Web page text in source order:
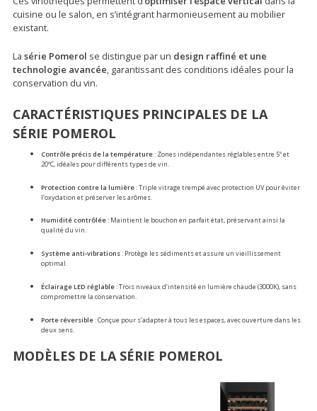
cuisine ou le salon, en s’intégrant harmonieusement au mobilier
existant.
La série Pomerol se distingue par un design raffiné et une
technologie avancée, garantissant des conditions idéales pour la
conservation du vin.
CARACTÉRISTIQUES PRINCIPALES DE LA
SÉRIE POMEROL
Contrôle précis de la température: Zones indépendantes réglables entre 5º et
20ºC, idéales pour différents types de vin.
Protection contre la lumière: Triple vitrage trempé avec protection UV pour éviter
l’oxydation et préserver les arômes.
Humidité contrôlée: Maintient le bouchon en parfait état, préservant ainsi la
qualité du vin.
Système anti-vibrations: Protège les sédiments et assure un vieillissement
optimal.
Éclairage LED réglable: Trois niveaux d’intensité en lumière chaude (3000K), sans
compromettre la conservation.
Porte réversible: Conçue pour s’adapter à tous les espaces, avec ouverture dans les
deux sens.
MODÈLES DE LA SÉRIE POMEROL